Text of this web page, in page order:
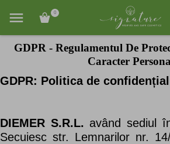
0
GDPR - Regulamentul De
Caracter
GDPR: Politica de
DIEMER S.R.L. având sediul
Secuiesc str. Lemnarilor nr.